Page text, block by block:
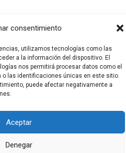
consentimiento
utilizamos tecnologías como las
a la información del dispositivo. El
nos permitirá procesar datos como el
las identificaciones únicas en este sitio.
puede afectar negativamente a
Aceptar
Denegar
El Funerario Digital | Funciona
Astra para WordPress